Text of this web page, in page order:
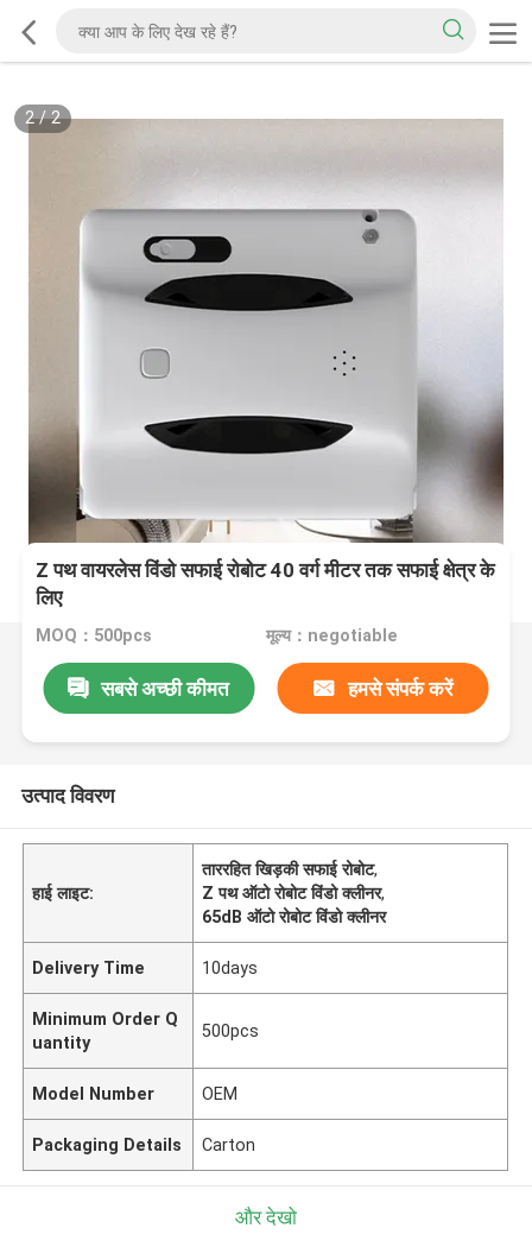
2/2
Z पथ वायरलेस विंडो सफाई रोबोट 40 वर्ग मीटर तक सफाई क्षेत्र के
लिए
MOQ：500pcs मूल्य：negotiable
सबसे अच्छी कीमत हमसे संपर्क करें
उत्पाद विवरण
हाई लाइट:
ताररहित खिड़की सफाई रोबोट,
Z पथ ऑटो रोबोट विंडो क्लीनर,
65dB ऑटो रोबोट विंडो क्लीनर
Delivery Time 10days
Minimum Order Q
uantity
500pcs
Model Number OEM
Packaging Details Carton
और देखो